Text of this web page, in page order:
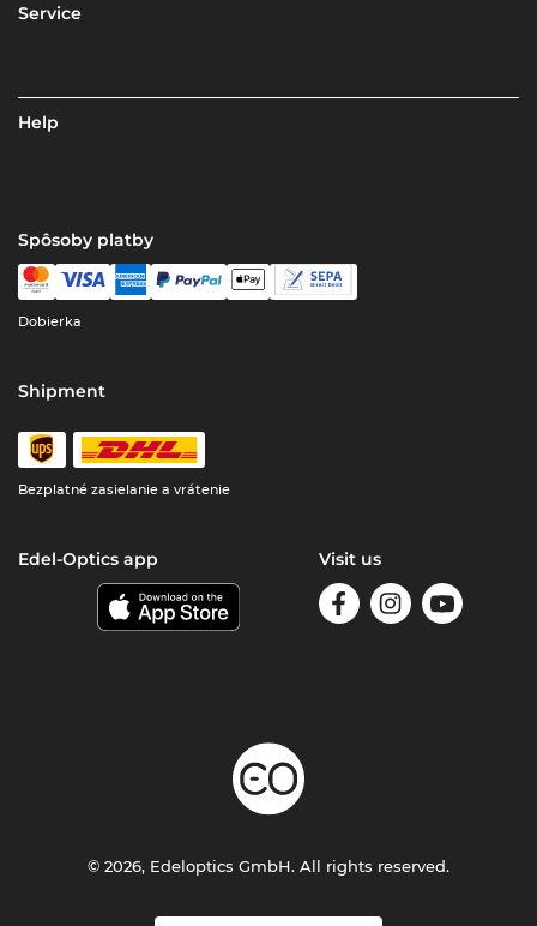
Service
Help
Spôsoby platby
Dobierka
Shipment
Bezplatné zasielanie a vrátenie
Edel-Optics app Visit us
© 2026, Edeloptics GmbH. All rights reserved.